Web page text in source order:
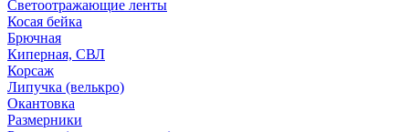
Светоотражающие ленты
Косая бейка
Брючная
Киперная, СВЛ
Корсаж
Липучка (велькро)
Окантовка
Размерники